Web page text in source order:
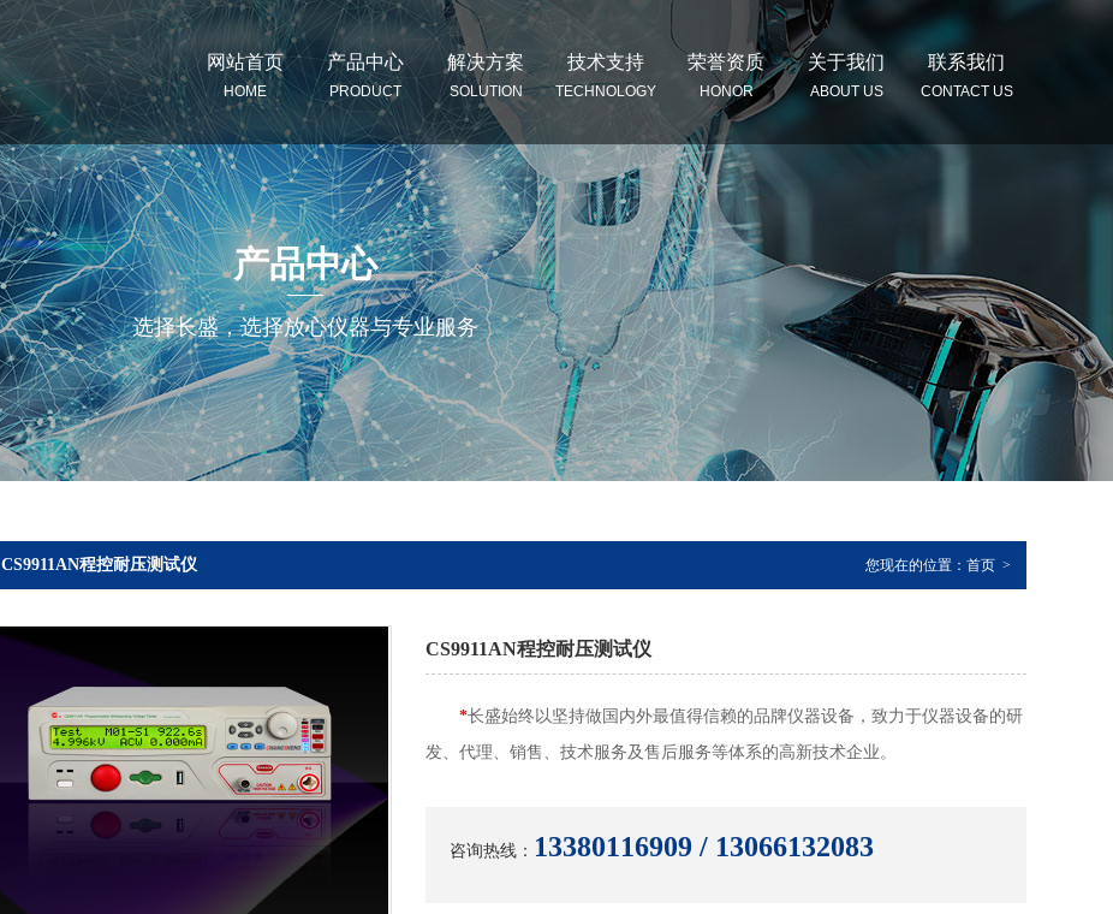
网站首页
HOME
产品中心
PRODUCT
解决方案
SOLUTION
技术支持
TECHNOLOGY
荣誉资质
HONOR
关于我们
ABOUT US
联系我们
CONTACT US
产品中心
选择长盛，选择放心仪器与专业服务
CS9911AN程控耐压测试仪 您现在的位置： 首页 >
CS9911AN程控耐压测试仪
*长盛始终以坚持做国内外最值得信赖的品牌仪器设备，致力于仪器设备的研
发、代理、销售、技术服务及售后服务等体系的高新技术企业。
咨询热线： 13380116909 / 13066132083